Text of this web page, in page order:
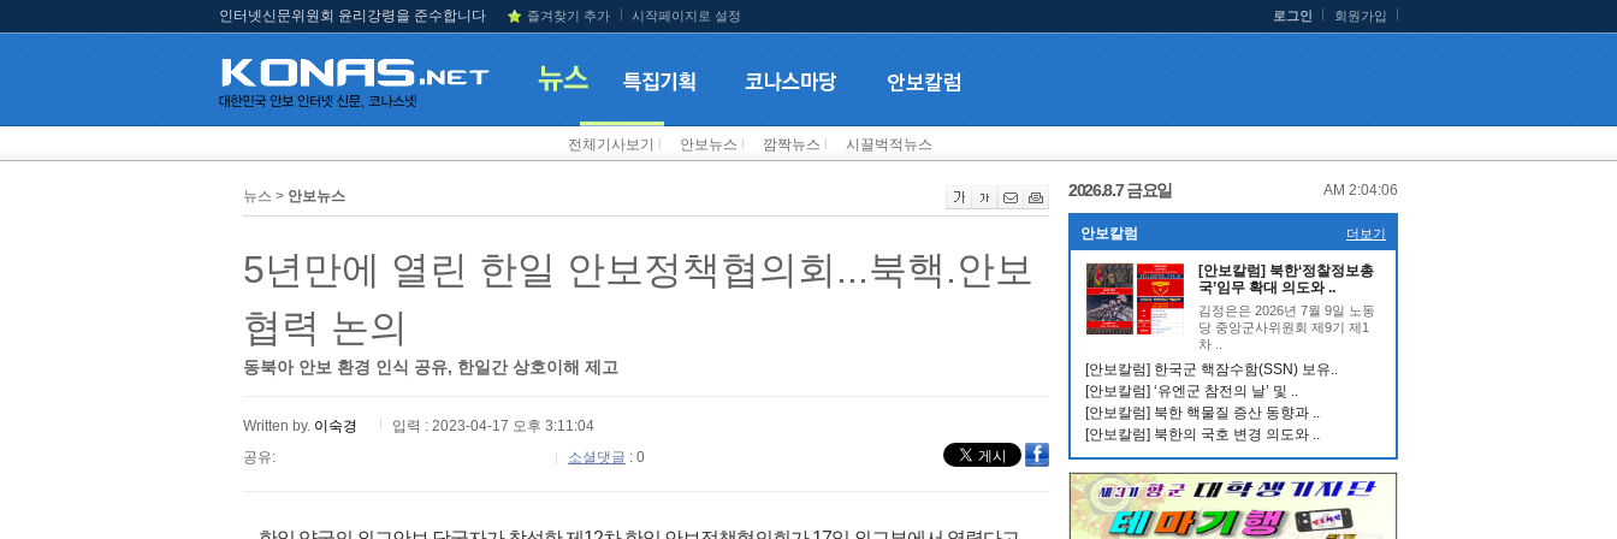
인터넷신문위원회 윤리강령을 준수합니다 즐겨찾기 추가 시작페이지로 설정 로그인 회원가입
전체기사보기 안보뉴스 깜짝뉴스 시끌벅적뉴스
뉴스 > 안보뉴스
5년만에 열린 한일 안보정책협의회...북핵.안보
협력 논의
동북아 안보 환경 인식 공유, 한일간 상호이해 제고
Written by. 이숙경
입력 : 2023-04-17 오후 3:11:04
공유:
소셜댓글 : 0
2026.8.7 금요일 AM 2:04:06
안보칼럼 더보기
[안보칼럼] 북한‘정찰정보총
국’임무 확대 의도와 ..
김정은은 2026년 7월 9일 노동
당 중앙군사위원회 제9기 제1
차 ..
[안보칼럼] 한국군 핵잠수함(SSN) 보유..
[안보칼럼] ‘유엔군 참전의 날’ 및 ..
[안보칼럼] 북한 핵물질 증산 동향과 ..
[안보칼럼] 북한의 국호 변경 의도와 ..